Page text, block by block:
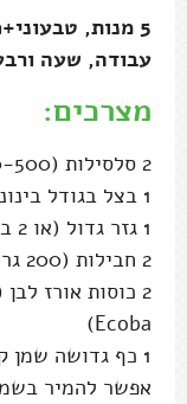
עבודה, שעה
מצרכים:
2 סלסילות (400-500 גרם) פטריות טריות
1 בצל בגודל בינוני, קלוף
1 גזר גדול (או 2 בינוניים), קלוף
2 חבילות (200 גרם) ערמונים קלופים
2 כוסות אורז
Ecoba)
אפשר להמיר